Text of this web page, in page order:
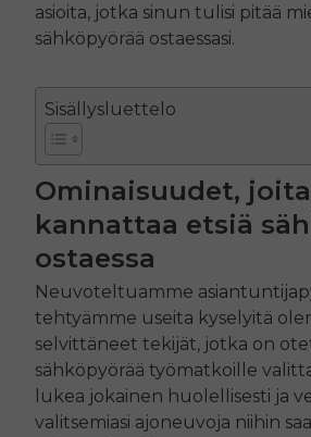
asioita, jotka sinun tulisi pitää
sähköpyörää ostaessasi.
Sisällysluettelo
Ominaisuudet, joita
kannattaa etsiä
ostaessa
Neuvoteltuamme
tehtyämme useita kyselyitä
selvittäneet tekijät, jotka on
sähköpyörää työmatkoille
lukea jokainen huolellisesti ja
valitsemiasi ajoneuvoja niihin